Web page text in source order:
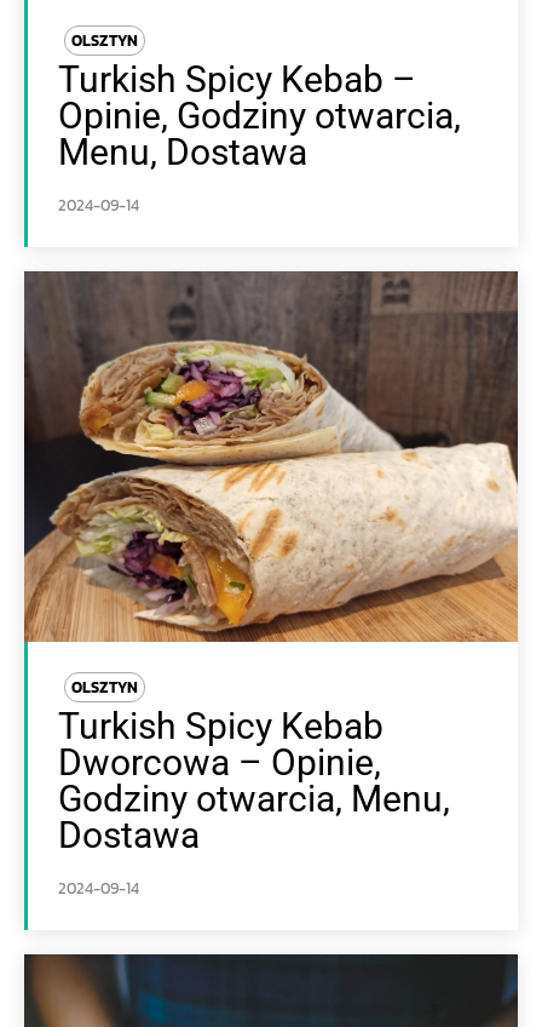
OLSZTYN
Turkish Spicy Kebab –
Opinie, Godziny otwarcia,
Menu, Dostawa
2024-09-14
OLSZTYN
Turkish Spicy Kebab
Dworcowa – Opinie,
Godziny otwarcia, Menu,
Dostawa
2024-09-14